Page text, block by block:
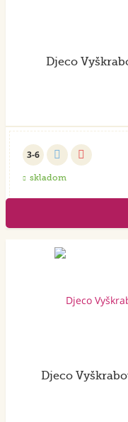
Djeco
3-6
skladom
Djeco